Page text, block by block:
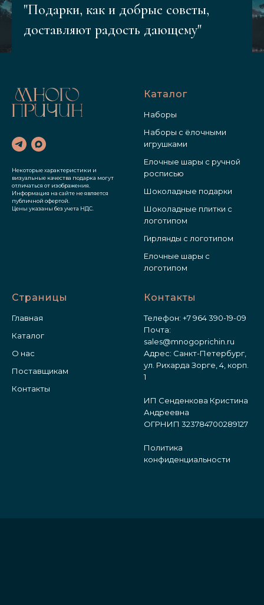
"Подарки, как и добрые советы,
доставляют радость дающему"
Некоторые характеристики и
визуальные качества подарка могут
отличаться от изображения.
Информация на сайте не является
публичной офертой.
Цены указаны без учета НДС.
Каталог
Наборы
Наборы с ёлочными
игрушками
Елочные шары с ручной
росписью
Шоколадные подарки
Шоколадные плитки с
логотипом
Гирлянды с логотипом
Елочные шары с
логотипом
Страницы
Главная
Каталог
О нас
Поставщикам
Контакты
Контакты
Телефон: +7 964 390-19-09
Почта:
sales@mnogoprichin.ru
Адрес: Санкт-Петербург,
ул. Рихарда Зорге, 4, корп.
1
ИП Сенденкова Кристина
Андреевна
ОГРНИП 323784700289127
Политика
конфиденциальности